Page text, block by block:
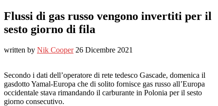
Flussi di gas russo vengono invertiti per il
sesto giorno di fila
written by Nik Cooper 26 Dicembre 2021
Secondo i dati dell’operatore di rete tedesco Gascade, domenica il
gasdotto Yamal-Europa che di solito fornisce gas russo all’Europa
occidentale stava rimandando il carburante in Polonia per il sesto
giorno consecutivo.